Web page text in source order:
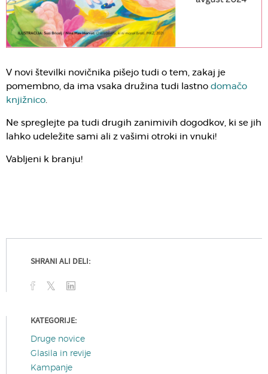
V novi številki novičnika pišejo tudi o tem, zakaj je
pomembno, da ima vsaka družina tudi lastno domačo
knjižnico.
Ne spreglejte pa tudi drugih zanimivih dogodkov, ki se jih
lahko udeležite sami ali z vašimi otroki in vnuki!
Vabljeni k branju!
SHRANI ALI DELI:
KATEGORIJE:
Druge novice
Glasila in revije
Kampanje